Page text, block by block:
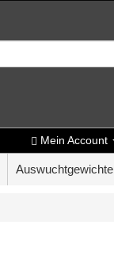
Mein Account
Auswuchtgewichte